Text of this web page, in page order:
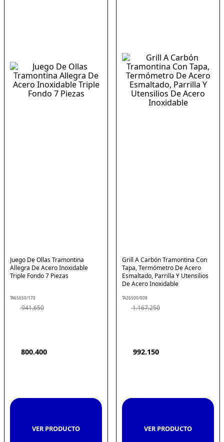
Juego De Ollas Tramontina
Allegra De Acero Inoxidable
Triple Fondo 7 Piezas
TA65650/170
941.650
800.400
VER PRODUCTO
Grill A Carbón Tramontina Con
Tapa, Termómetro De Acero
Esmaltado, Parrilla Y Utensilios
De Acero Inoxidable
TA26500/009
1.167.250
992.150
VER PRODUCTO